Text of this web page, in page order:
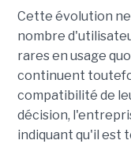
Cette évolution
nombre
rares en usage
continuent
compatibilité de
décision,
indiquant qu'il est